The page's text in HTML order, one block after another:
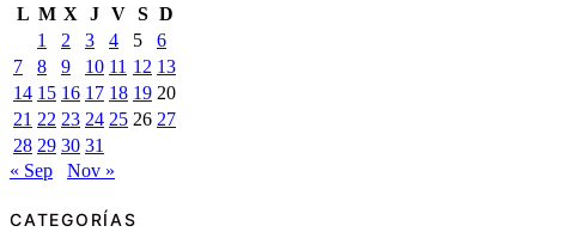
L M X J V S D
1
2 3 4 5
6
7
8 9 10 11 12 13
14 15 16 17 18 19 20
21 22 23 24 25 26 27
28 29 30 31
« Sep
Nov »
CATEGORÍAS